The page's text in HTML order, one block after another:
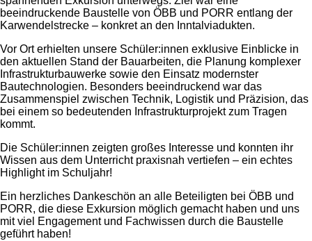
beeindruckende Baustelle von ÖBB und PORR entlang der
Karwendelstrecke – konkret an den Inntalviadukten.
Vor Ort erhielten unsere Schüler:innen exklusive Einblicke in
den aktuellen Stand der Bauarbeiten, die Planung komplexer
Infrastrukturbauwerke sowie den Einsatz modernster
Bautechnologien. Besonders beeindruckend war das
Zusammenspiel zwischen Technik, Logistik und Präzision, das
bei einem so bedeutenden Infrastrukturprojekt zum Tragen
kommt.
Die Schüler:innen zeigten großes Interesse und konnten ihr
Wissen aus dem Unterricht praxisnah vertiefen – ein echtes
Highlight im Schuljahr!
Ein herzliches Dankeschön an alle Beteiligten bei ÖBB und
PORR, die diese Exkursion möglich gemacht haben und uns
mit viel Engagement und Fachwissen durch die Baustelle
geführt haben!